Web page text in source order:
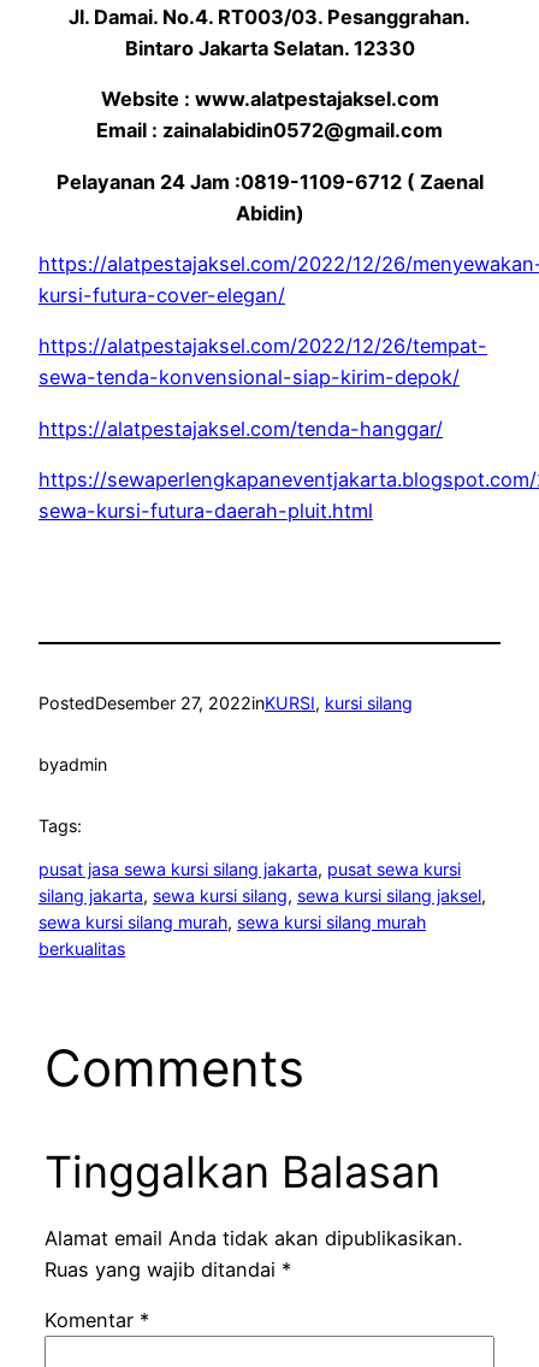
Jl. Damai. No.4. RT003/03. Pesanggrahan.
Bintaro Jakarta Selatan. 12330
Website : www.alatpestajaksel.com
Email : zainalabidin0572@gmail.com
Pelayanan 24 Jam :0819-1109-6712 ( Zaenal
Abidin)
https://alatpestajaksel.com/2022/12/26/
kursi-futura-cover-elegan/
https://alatpestajaksel.com/2022/12/26/tempat-
sewa-tenda-konvensional-siap-kirim-depok/
https://alatpestajaksel.com/tenda-hanggar/
https://
sewa-kursi-futura-daerah-pluit.html
PostedDesember 27, 2022inKURSI, kursi silang
byadmin
Tags:
pusat jasa sewa kursi silang jakarta, pusat sewa kursi
silang jakarta, sewa kursi silang, sewa kursi silang jaksel
sewa kursi silang murah, sewa kursi silang murah
berkualitas
Comments
Tinggalkan Balasan
Alamat email Anda tidak akan dipublikasikan.
Ruas yang wajib ditandai *
Komentar *